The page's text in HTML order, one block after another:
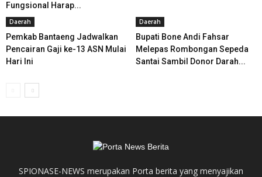
Fungsional Harap...
Daerah
Pemkab Bantaeng Jadwalkan
Pencairan Gaji ke-13 ASN Mulai
Hari Ini
Daerah
Bupati Bone Andi Fahsar
Melepas Rombongan Sepeda
Santai Sambil Donor Darah...
SPIONASE-NEWS merupakan Porta berita yang menyajikan